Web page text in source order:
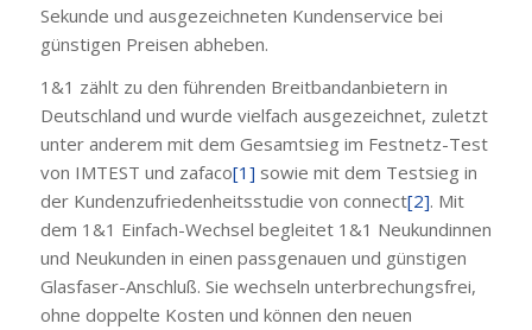
Sekunde und ausgezeichneten Kundenservice bei
günstigen Preisen abheben.
1&1 zählt zu den führenden Breitbandanbietern in
Deutschland und wurde vielfach ausgezeichnet, zuletzt
unter anderem mit dem Gesamtsieg im Festnetz-Test
von IMTEST und zafaco[1] sowie mit dem Testsieg in
der Kundenzufriedenheitsstudie von connect[2]. Mit
dem 1&1 Einfach-Wechsel begleitet 1&1 Neukundinnen
und Neukunden in einen passgenauen und günstigen
Glasfaser-Anschluß. Sie wechseln unterbrechungsfrei,
ohne doppelte Kosten und können den neuen